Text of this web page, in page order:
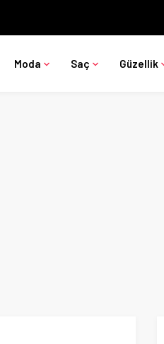
Moda Saç Güzellik